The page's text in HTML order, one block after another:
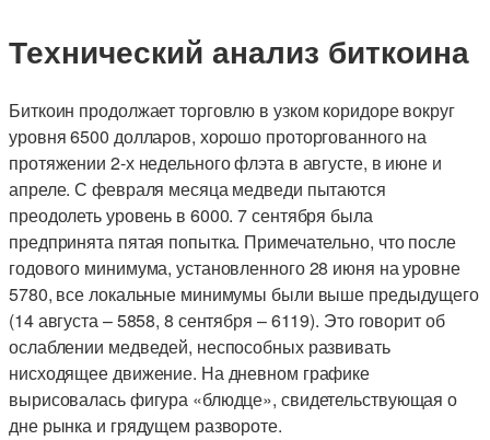
Технический анализ биткоина
Биткоин продолжает торговлю в узком коридоре вокруг
уровня 6500 долларов, хорошо проторгованного на
протяжении 2-х недельного флэта в августе, в июне и
апреле. С февраля месяца медведи пытаются
преодолеть уровень в 6000. 7 сентября была
предпринята пятая попытка. Примечательно, что после
годового минимума, установленного 28 июня на уровне
5780, все локальные минимумы были выше предыдущего
(14 августа – 5858, 8 сентября – 6119). Это говорит об
ослаблении медведей, неспособных развивать
нисходящее движение. На дневном графике
вырисовалась фигура «блюдце», свидетельствующая о
дне рынка и грядущем развороте.